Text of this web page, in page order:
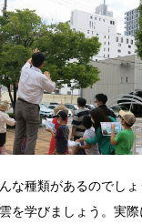
な種類があるのでし
を学びましょう。実